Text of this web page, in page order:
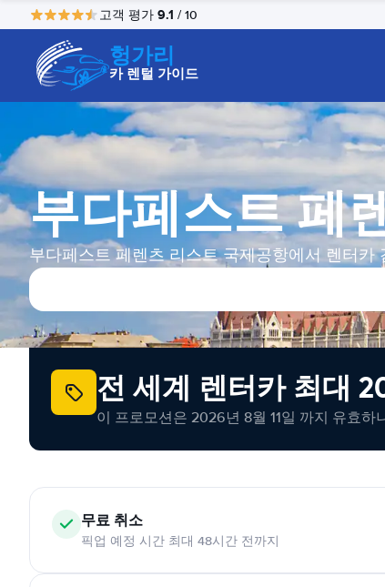
고객 평가 9.1 / 10
헝가리
카 렌털 가이드
부다페스트 페
부다페스트 페렌츠 리스트 국제공항에서 렌터카
전 세계 렌터카 최대
이 프로모션은 2026년 8월 11일 까지 유효하
무료 취소
픽업 예정 시간 최대 48시간 전까지